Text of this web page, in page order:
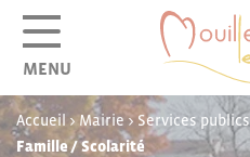
MENU
Accueil >Mairie> Services publics
Famille / Scolarité
Panneau de gestion des cookies